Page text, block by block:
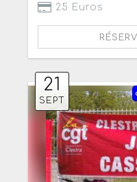
25 Euros
21
SEPT